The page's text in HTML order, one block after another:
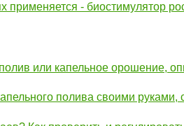
применяется - биостимулятор
или капельное орошение,
полива своими руками,